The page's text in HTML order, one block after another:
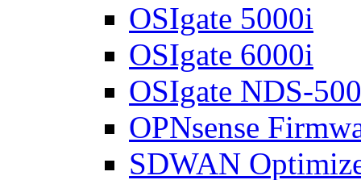
OSIgate 5000i
OSIgate 6000i
OSIgate NDS-
OPNsense
SDWAN